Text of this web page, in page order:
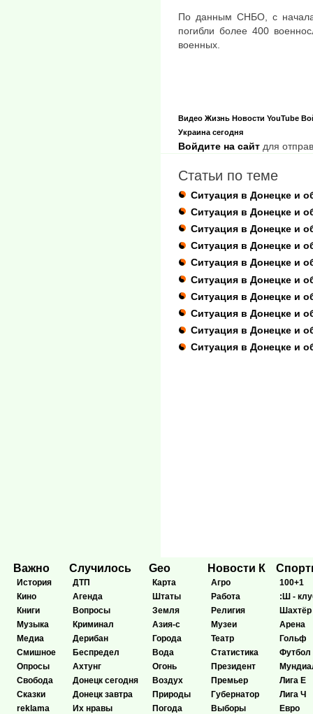
По данным СНБО, с начала
погибли более 400
военных.
Видео Жизнь Новости YouTube
Украина сегодня
Войдите на сайт для
Статьи по теме
Ситуация в Донецке и
Ситуация в Донецке и
Ситуация в Донецке и
Ситуация в Донецке и
Ситуация в Донецке и
Ситуация в Донецке и
Ситуация в Донецке и
Ситуация в Донецке и
Ситуация в Донецке и
Ситуация в Донецке и
Важно
История
Кино
Книги
Музыка
Медиа
Смишное
Опросы
Свобода
Сказки
reklama
Случилось
ДТП
Агенда
Вопросы
Криминал
Дерибан
Беспредел
Ахтунг
Донецк сегодня
Донецк завтра
Их нравы
Geo
Карта
Штаты
Земля
Азия-с
Города
Вода
Огонь
Воздух
Природы
Погода
Новости К
Агро
Работа
Религия
Музеи
Театр
Статистика
Президент
Премьер
Губернатор
Выборы
100+1
:Ш -
Шахтёр
Арена
Гольф
Футбол
Лига Е
Лига Ч
Евро